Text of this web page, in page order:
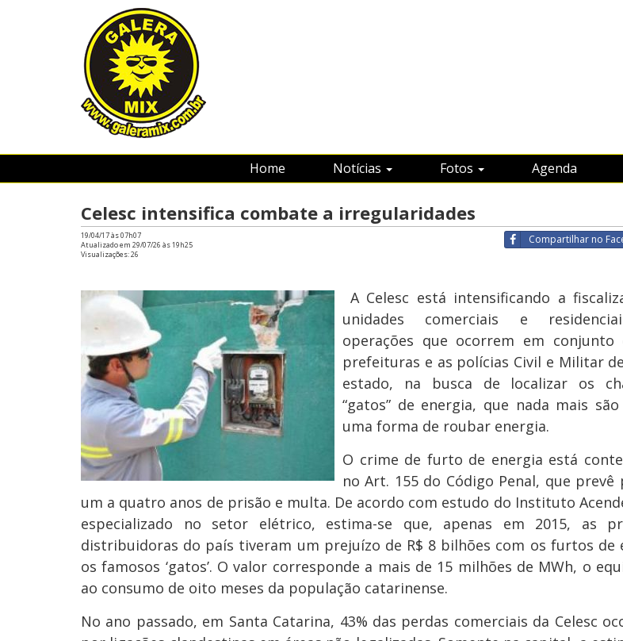
Home Notícias Fotos Agenda
Celesc intensifica combate a irregularidades
Compartilhar no
19/04/17 às 07h07
Atualizado em 29/07/26 às 19h25
Visualizações:26
A Celesc está intensificando a
unidades comerciais e
operações que ocorrem em conjunto
prefeituras e as polícias Civil e Militar
estado, na busca de localizar os
“gatos” de energia, que nada mais
uma forma de roubar energia.
O crime de furto de energia está
no Art. 155 do Código Penal, que prevê
um a quatro anos de prisão e multa. De acordo com estudo do Instituto
especializado no setor elétrico, estima-se que, apenas em 2015, as
distribuidoras do país tiveram um prejuízo de R$ 8 bilhões com os furtos de
os famosos ‘gatos’. O valor corresponde a mais de 15 milhões de MWh, o
ao consumo de oito meses da população catarinense.
No ano passado, em Santa Catarina, 43% das perdas comerciais da Celesc